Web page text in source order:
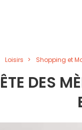
Loisirs Shopping et
DES